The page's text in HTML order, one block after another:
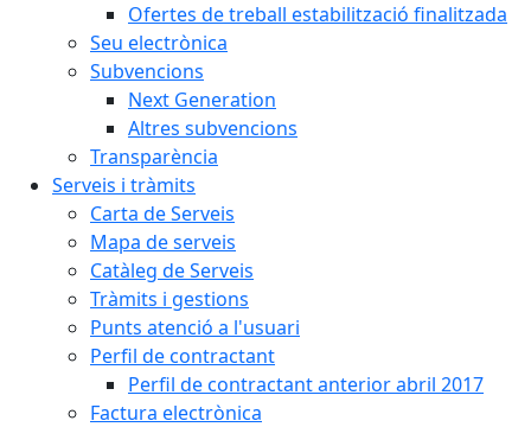
Ofertes de treball estabilització finalitzada
Seu electrònica
Subvencions
Next Generation
Altres subvencions
Transparència
Serveis i tràmits
Carta de Serveis
Mapa de serveis
Catàleg de Serveis
Tràmits i gestions
Punts atenció a l'usuari
Perfil de contractant
Perfil de contractant anterior abril 2017
Factura electrònica